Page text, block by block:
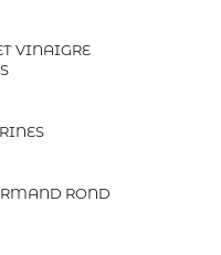
VINAIGRE
ROND